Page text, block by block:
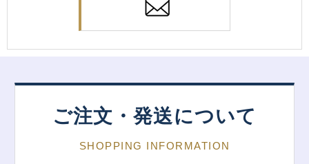
ご注文・発送について
SHOPPING INFORMATION